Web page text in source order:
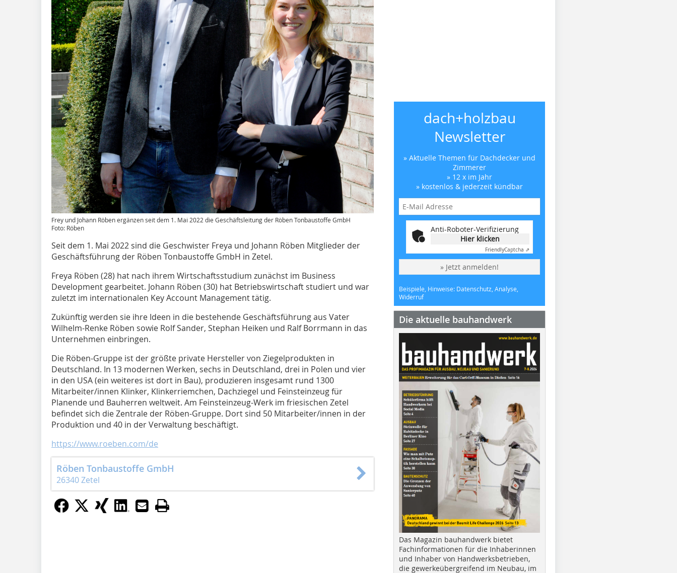
Frey und Johann Röben ergänzen seit dem 1. Mai 2022 die Geschäftsleitung der Röben Tonbaustoffe GmbH
Foto: Röben
Seit dem 1. Mai 2022 sind die Geschwister Freya und Johann Röben Mitglieder der
Geschäftsführung der Röben Tonbaustoffe GmbH in Zetel.
Freya Röben (28) hat nach ihrem Wirtschaftsstudium zunächst im Business
Development gearbeitet. Johann Röben (30) hat Betriebswirtschaft studiert und war
zuletzt im internationalen Key Account Management tätig.
Zukünftig werden sie ihre Ideen in die bestehende Geschäftsführung aus Vater
Wilhelm-Renke Röben sowie Rolf Sander, Stephan Heiken und Ralf Borrmann in das
Unternehmen einbringen.
Die Röben-Gruppe ist der größte private Hersteller von Ziegelprodukten in
Deutschland. In 13 modernen Werken, sechs in Deutschland, drei in Polen und vier
in den USA (ein weiteres ist dort in Bau), produzieren insgesamt rund 1300
Mitarbeiter/innen Klinker, Klinkerriemchen, Dachziegel und Feinsteinzeug für
Planende und Bauherren weltweit. Am Feinsteinzeug-Werk im friesischen Zetel
befindet sich die Zentrale der Röben-Gruppe. Dort sind 50 Mitarbeiter/innen in der
Produktion und 40 in der Verwaltung beschäftigt.
https://www.roeben.com/de
Röben Tonbaustoffe GmbH
26340 Zetel
dach+holzbau
Newsletter
» Aktuelle Themen für Dachdecker und
Zimmerer
» 12 x im Jahr
» kostenlos & jederzeit kündbar
Anti-Roboter-Verifizierung
Hier klicken
FriendlyCaptcha ⇗
» Jetzt anmelden!
Beispiele, Hinweise: Datenschutz, Analyse,
Widerruf
Die aktuelle bauhandwerk
Das Magazin bauhandwerk bietet
Fachinformationen für die Inhaberinnen
und Inhaber von Handwerksbetrieben,
die gewerkeübergreifend im Neubau, im